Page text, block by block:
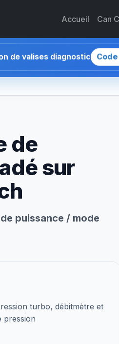
Accueil Can
de valises diagnostic Code
de
sur
puissance / mode
turbo, débitmètre et
pression